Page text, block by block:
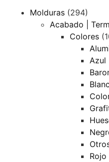
Molduras (294)
Acabado |
Colores
Azul
Rojo